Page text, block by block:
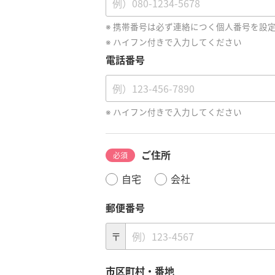
携帯番号は必ず連絡につく個人番号を設
ハイフン付きで入力してください
電話番号
ハイフン付きで入力してください
必須
ご住所
自宅
会社
郵便番号
〒
市区町村・番地